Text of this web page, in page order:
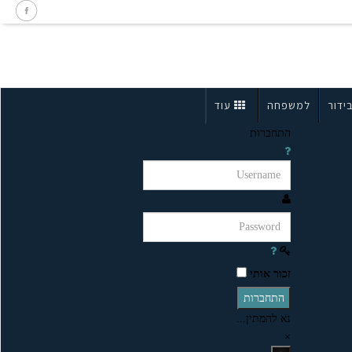
בידור למשפחה עוד
התחברות
זכור אותי
התחברות
נא להמתין...
×